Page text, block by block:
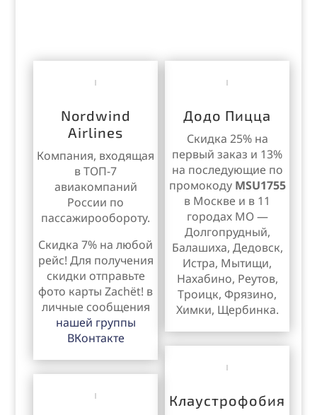
Nordwind
Airlines
Компания, входящая
в ТОП-7
авиакомпаний
России по
пассажирообороту.
Скидка 7% на любой
рейс! Для получения
скидки отправьте
фото картыZachёt! в
личные сообщения
нашей группы
ВКонтакте
Додо Пицца
Скидка 25% на
первый заказ и 13%
на последующие по
промокоду MSU1755
в Москве и в 11
городах МО —
Долгопрудный,
Балашиха, Дедовск,
Истра, Мытищи,
Нахабино, Реутов,
Троицк, Фрязино,
Химки, Щербинка.
Клаустрофобия